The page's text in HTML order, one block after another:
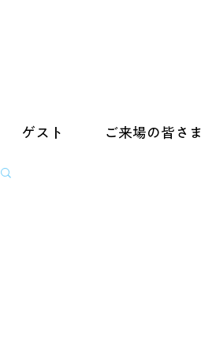
ゲスト ご来場の皆さ